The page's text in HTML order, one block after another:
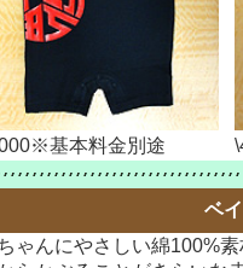
基本料金別途
ベ
ゃんにやさしい綿100%